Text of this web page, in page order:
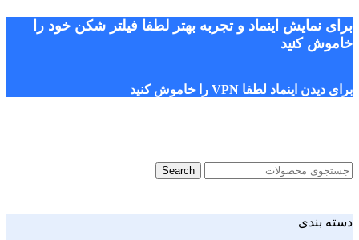
برای نمایش اینماد و تجربه بهتر لطفا فیلتر شکن خود را
خاموش کنید
برای دیدن اینماد لطفا VPN را خاموش کنید
Search
دسته بندی